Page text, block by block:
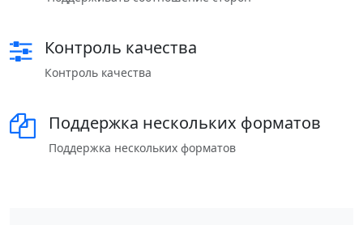
Контроль качества
Контроль качества
Поддержка нескольких форматов
Поддержка нескольких форматов